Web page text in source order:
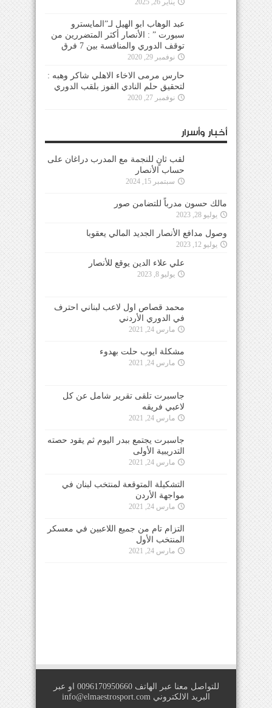
يناير 26, 2025
عبد الوهاب ابو الهيل لـ”المايسترو
سبورت ” : الأنصار أكثر المتضررين من
توقف الدوري والمنافسة بين 7 فرق
نوفمبر 29, 2020
حارس مرمى الاخاء الاهلي شاكر وهبه :
لتحقيق حلم النادي الفوز بلقب الدوري
نوفمبر 27, 2020
أخبار وأسرار
لقب ثانٍ للنجمة مع المدرب دراغان على
حساب الأنصار
سبتمبر 15, 2024
مالك حسون مدرباً للتضامن صور
يوليو 28, 2023
وصول مدافع الأنصار الجديد المالي يعقوبا
يوليو 12, 2023
علي علاء الدين يوقع للأنصار
يوليو 8, 2023
محمد قصاص اول لاعب لبناني احترف
في الدوري الأردني
مارس 24, 2021
مشكلة ايوب حلت بهدوء
مارس 24, 2021
جاسبرت تلقى تقرير شامل عن كل
لاعبي فريقه
مارس 24, 2021
جاسبرت يجتمع ببدر اليوم ثم يقود حصته
التدريبية الأولى
مارس 24, 2021
التشكيلة المتوقعة لمنتخب لبنان في
مواجهة الأردن
مارس 24, 2021
التزام تام من جميع اللاعبين في معسكر
المنتخب الأول
مارس 24, 2021
للتواصل معنا عبر الهاتف 0096170950660 او عبر
البريد الالكتروني info@elmaestrosport.com